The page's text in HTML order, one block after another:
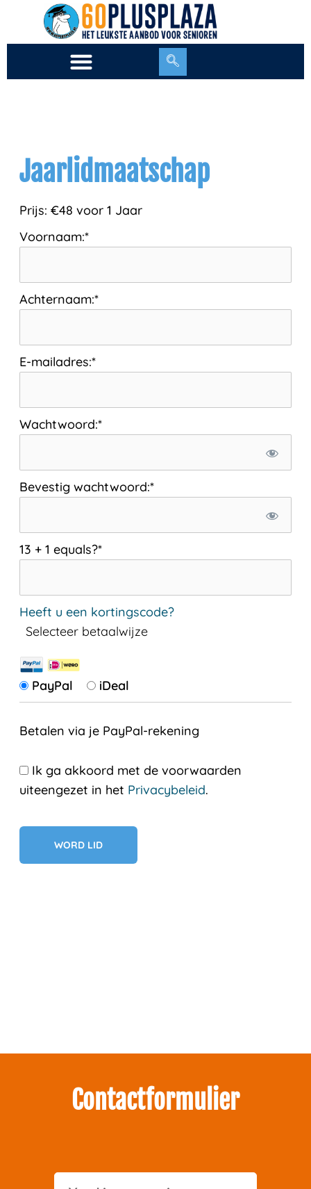
de
Jaarlidmaatschap
Prijs: €48 voor 1 Jaar
Voornaam:*
Achternaam:*
E-mailadres:*
Wachtwoord:*
Bevestig wachtwoord:*
13 + 1 equals?*
Heeft u een kortingscode?
Selecteer betaalwijze
PayPal iDeal
Betalen via je PayPal-rekening
Ik ga akkoord met de voorwaarden
uiteengezet in het Privacybeleid.
Geen val
Contactformulier